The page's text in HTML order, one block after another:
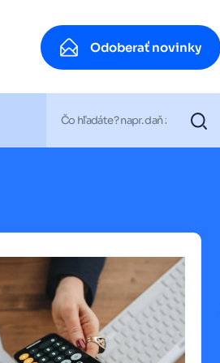
Odoberať novinky